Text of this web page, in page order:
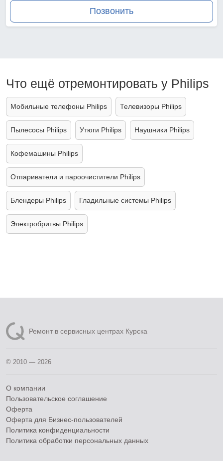
Позвонить
Что ещё отремонтировать у Philips
Мобильные телефоны Philips Телевизоры Philips
Пылесосы Philips Утюги Philips Наушники Philips
Кофемашины Philips
Отпариватели и пароочистители Philips
Блендеры Philips Гладильные системы Philips
Электробритвы Philips
Ремонт в сервисных центрах Курска
© 2010 — 2026
О компании
Пользовательское соглашение
Оферта
Оферта для Бизнес-пользователей
Политика конфиденциальности
Политика обработки персональных данных